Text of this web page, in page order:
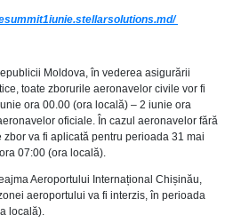
Moldova, în vederea asigurării
toate zborurile aeronavelor civile vor fi
ora 00.00 (ora locală) – 2 iunie ora
oficiale. În cazul aeronavelor fără
va fi aplicată pentru perioada 31 mai
07:00 (ora locală).
Aeroportului Internațional Chișinău,
aeroportului va fi interzis, în perioada
locală).